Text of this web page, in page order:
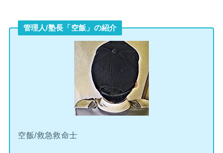
管理人/塾長「空飯」の紹介
空飯/救急救命士